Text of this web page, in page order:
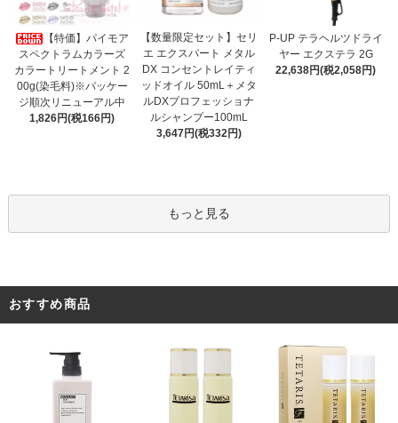
【特価】パイモア
スペクトラムカラーズ
カラートリートメント 2
00g(染毛料)※パッケー
ジ順次リニューアル中
1,826円(税166円)
【数量限定セット】セリ
エ エクスパート メタル
DX コンセントレイティ
ッドオイル 50mL＋メタ
ルDXプロフェッショナ
ルシャンプー100mL
3,647円(税332円)
P-UP テラヘルツドライ
ヤー エクステラ 2G
22,638円(税2,058円)
もっと見る
おすすめ商品